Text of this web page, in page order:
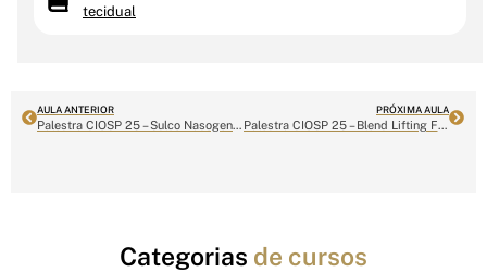
tecidual
AULA ANTERIOR
Palestra CIOSP 25 – Sulco Nasogeniano com Fio Mono Hydra
PRÓXIMA AULA
Palestra CIOSP 25 – Blend Lifting Facial com Fios de PDO e Ácido Hialurônico
Categorias de cursos